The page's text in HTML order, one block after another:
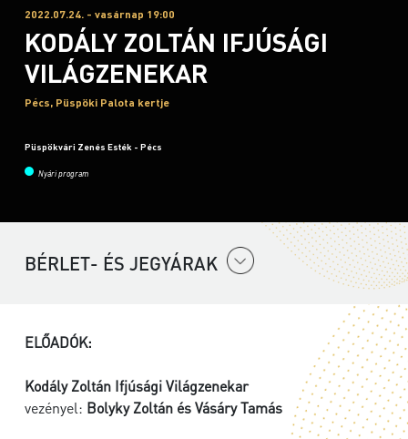
2022.07.24. - vasárnap 19:00
KODÁLY ZOLTÁN IFJÚSÁGI
VILÁGZENEKAR
Pécs, Püspöki Palota kertje
Püspökvári Zenés Esték - Pécs
Nyári program
BÉRLET- ÉS JEGYÁRAK
ELŐADÓK:
Kodály Zoltán Ifjúsági Világzenekar
vezényel: Bolyky Zoltán és Vásáry Tamás